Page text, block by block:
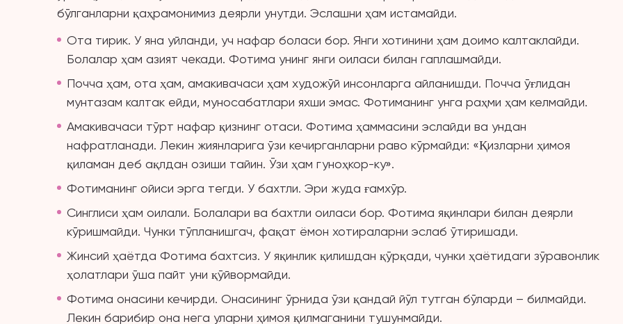
бўлганларни қаҳрамонимиз деярли унутди. Эслашни ҳам истамайди.
Ота тирик. У яна уйланди, уч нафар боласи бор. Янги хотинини ҳам доимо калтаклайди.
Болалар ҳам азият чекади. Фотима унинг янги оиласи билан гаплашмайди.
Почча ҳам, ота ҳам, амакивачаси ҳам художўй инсонларга айланишди. Почча ўғлидан
мунтазам калтак ейди, муносабатлари яхши эмас. Фотиманинг унга раҳми ҳам келмайди.
Амакивачаси тўрт нафар қизнинг отаси. Фотима ҳаммасини эслайди ва ундан
нафратланади. Лекин жиянларига ўзи кечирганларни раво кўрмайди: «Қизларни ҳимоя
қиламан деб ақлдан озиши тайин. Ўзи ҳам гуноҳкор-ку».
Фотиманинг ойиси эрга тегди. У бахтли. Эри жуда ғамхўр.
Синглиси ҳам оилали. Болалари ва бахтли оиласи бор. Фотима яқинлари билан деярли
кўришмайди. Чунки тўпланишгач, фақат ёмон хотираларни эслаб ўтиришади.
Жинсий ҳаётда Фотима бахтсиз. У яқинлик қилишдан қўрқади, чунки ҳаётидаги зўравонлик
ҳолатлари ўша пайт уни қўйвормайди.
Фотима онасини кечирди. Онасининг ўрнида ўзи қандай йўл тутган бўларди – билмайди.
Лекин барибир она нега уларни ҳимоя қилмаганини тушунмайди.